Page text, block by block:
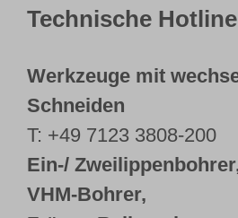
Technische
Werkzeuge mit
Schneiden
T: +49 7123 3808-200
Ein-/
VHM-Bohrer,